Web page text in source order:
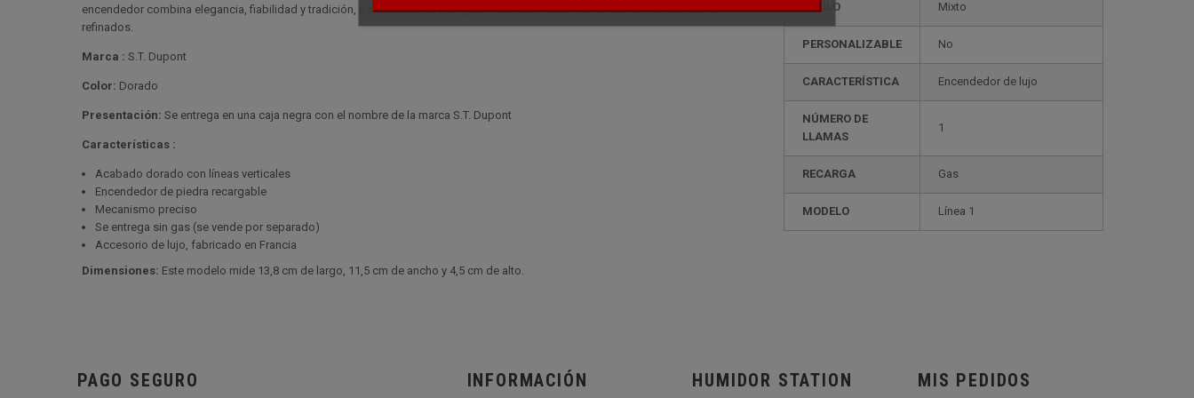
ESTILO mixto
PERSONALIZABLE no
CARACTERÍSTICA encendedor de lujo
NÚMERO DE
LLAMAS
1
RECARGA gas
MODELO línea 1
encendedor combina elegancia, fiabilidad y tradición, para satisfacer por igual a coleccionistas y amantes de los accesorios
refinados.
Marca : S.T. Dupont
Color: Dorado
Presentación: Se entrega en una caja negra con el nombre de la marca S.T. Dupont
Características :
Acabado dorado con líneas verticales
Encendedor de piedra recargable
Mecanismo preciso
Se entrega sin gas (se vende por separado)
Accesorio de lujo, fabricado en Francia
Dimensiones: Este modelo mide 13,8 cm de largo, 11,5 cm de ancho y 4,5 cm de alto.
PAGO SEGURO INFORMACIÓN HUMIDOR STATION MIS PEDIDOS